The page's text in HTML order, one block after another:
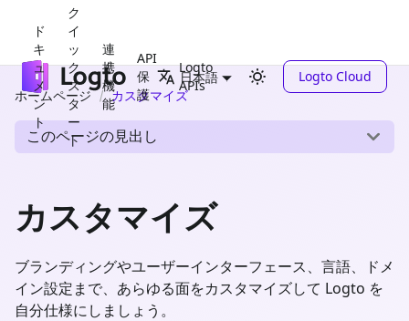
ド
キ
ュ
メ
ン
ト
ク
イ
ッ
ク
ス
タ
ー
ト
連
携
機
能
API
保
護
Logto
APIs
日本語
Logto Cloud
ホームページ
カスタマイズ
このページの見出し
カスタマイズ
ブランディングやユーザーインターフェース、言語、ドメ
イン設定まで、あらゆる面をカスタマイズして Logto を
自分仕様にしましょう。